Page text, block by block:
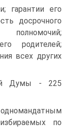
гарантии его
досрочного
родителей;
всех других
Думы - 225
по